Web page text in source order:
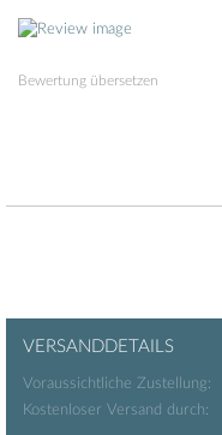
Bewertung übersetzen
VERSANDDETAILS
Voraussichtliche Zustellung:
Kostenloser Versand durch: